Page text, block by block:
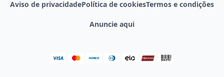
Aviso de privacidadePolítica de cookiesTermos e condições
Anuncie aqui